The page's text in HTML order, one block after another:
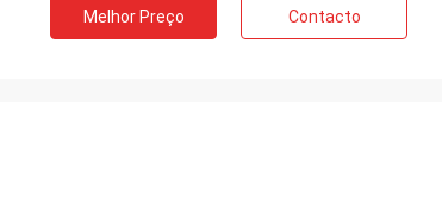
Melhor Preço Contacto